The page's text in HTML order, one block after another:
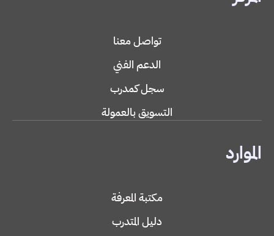
تواصل معنا
الدعم الفني
سجل كمدرب
التسويق بالعمولة
الموارد
مكتبة المعرفة
دليل المتدرب